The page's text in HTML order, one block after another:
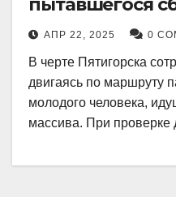
пытавшегося
АПР 22, 2025 0
В черте Пятигорска
двигаясь по маршруту
молодого человека,
массива. При проверке